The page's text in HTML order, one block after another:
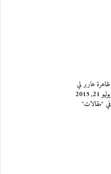
ظاهرة هاربر لي
يوليو 21, 2015
في "مقالات"